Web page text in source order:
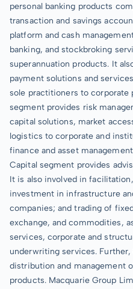
personal banking products
transaction and savings
platform and cash
banking, and stockbroking
superannuation products. It
payment solutions and
sole practitioners to corporate
segment provides risk
capital solutions, market
logistics to corporate and
finance and asset
Capital segment provides
It is also involved in
investment in infrastructure
companies; and trading of
exchange, and commodities,
services, corporate and
underwriting services.
distribution and management
products. Macquarie Group